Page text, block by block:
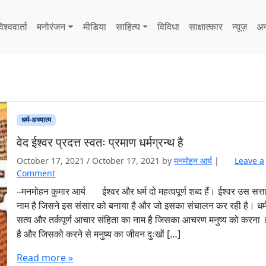
मनोरंजन मीडिया साहित्‍य विविधा साक्षात्‍कार न्यूज़
धर्म-अध्यात्म
वेद ईश्वर प्रदत्त स्वतः प्रमाण धर्मग्रन्थ है
October 17, 2021 / October 17, 2021 byमनमोहन आर्य |
Leave a
Comment
–मनमोहन कुमार आर्य ईश्वर और धर्म दो महत्वपूर्ण शब्द हैं। ईश्वर उस
नाम है जिसने इस संसार को बनाया है और जो इसका संचालन कर रही है।
सत्य और तर्कपूर्ण आचार संहिता का नाम है जिसका आचरण मनुष्य को करना
है और जिसको करने से मनुष्य का जीवन दुःखों […]
Read more »